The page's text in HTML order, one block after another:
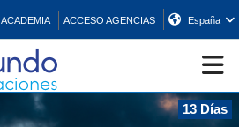
ACADEMIA ACCESO AGENCIAS España
CRUCEROS
13 Días